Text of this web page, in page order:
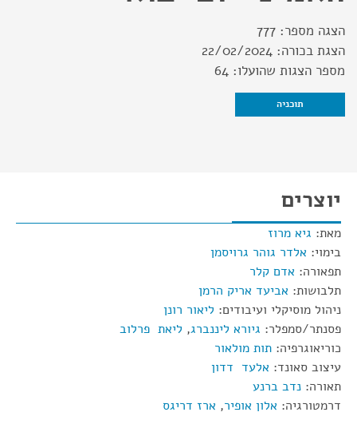
הצגה מספר: 777
הצגת בכורה: 22/02/2024
מספר הצגות שהועלו: 64
תוכניה
יוצרים
מאת: גיא מרוז
בימוי: אלדר גוהר גרויסמן
תפאורה: אדם קלר
תלבושות: אביעד אריק הרמן
ניהול מוסיקלי ועיבודים: ליאור רונן
פסנתר/סמפלר: גיורא ליננברג, ליאת פרלוב
כוריאוגרפיה: תות מולאור
עיצוב סאונד: אלעד דדון
תאורה: נדב ברנע
דרמטורגיה: אלון אופיר, ארז דריגס